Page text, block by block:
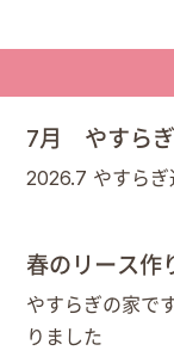
7月 やすら
2026.7 やすらぎ
春のリース
やすらぎの家で
りました